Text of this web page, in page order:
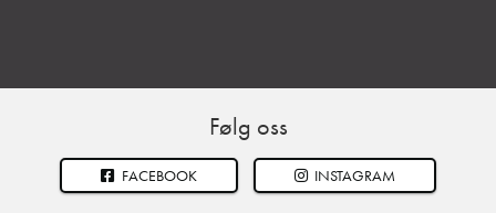
Følg oss
FACEBOOK INSTAGRAM